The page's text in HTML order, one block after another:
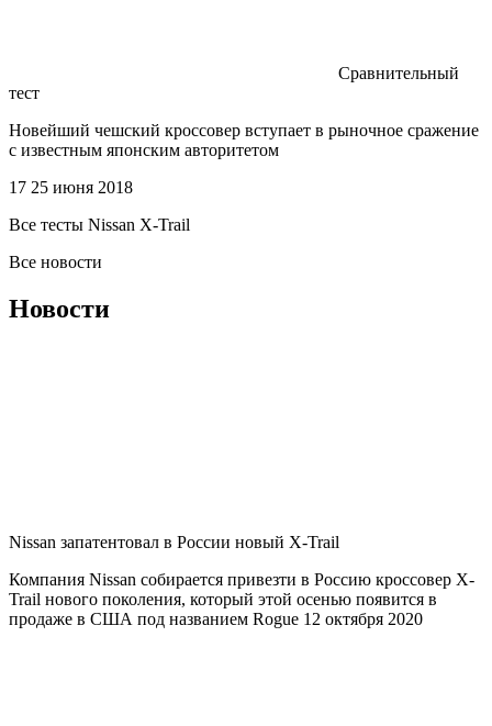
Сравнительный
тест
Новейший чешский кроссовер вступает в рыночное сражение
с известным японским авторитетом
17 25 июня 2018
Все тесты Nissan X-Trail
Все новости
Новости
Nissan запатентовал в России новый X-Trail
Компания Nissan собирается привезти в Россию кроссовер X-
Trail нового поколения, который этой осенью появится в
продаже в США под названием Rogue 12 октября 2020